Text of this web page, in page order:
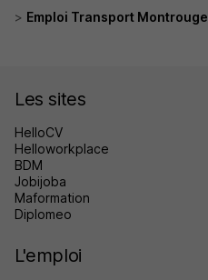
Emploi Transport Montrouge
Les sites
HelloCV
Helloworkplace
BDM
Jobijoba
Maformation
Diplomeo
L'emploi